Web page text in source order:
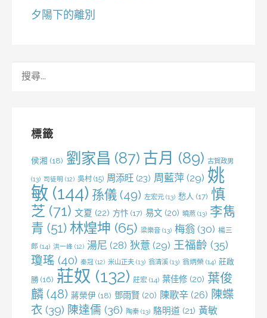
夕陽下的離別
標籤
侯湘 (18) 劉家昌 (87) 古月 (89) 古賀政男
(13) 司徒明 (12) 吳村 (15) 周添旺 (23) 周藍萍 (29) 姚
敏 (144) 孫儀 (49) 左宏元 (13) 愁人 (17) 慎
芝 (71) 文夏 (22) 方忭 (17) 易文 (20) 曉燕 (13) 李雋
青 (51) 林煌坤 (65) 梁樂音 (13) 梅翁 (30) 楊三
郎 (14) 洪一峰 (12) 湯尼 (28) 狄薏 (29) 王福齡 (35)
瓊瑤 (40) 秦冠 (12) 米山正夫 (13) 翁清溪 (13) 翁炳榮 (14) 莊啟
勝 (16) 莊奴 (132) 莊宏 (14) 葉佳修 (20) 葉俊
麟 (48) 蔣榮伊 (18) 鄧雨賢 (20) 陳歌辛 (26) 陳蝶
衣 (39) 陳達儒 (36) 陶秦 (13) 駱明道 (21) 黃敏